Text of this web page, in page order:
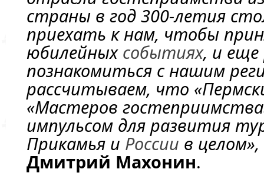
страны в год 300-летия
приехать к нам, чтобы
юбилейных событиях, и еще
познакомиться с нашим
рассчитываем, что
«Мастеров
импульсом для развития
Прикамья и России в целом»,
Дмитрий Махонин.